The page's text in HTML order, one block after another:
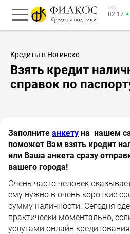
USD
82.17 ▲
Кредиты в Ногинске
Взять кредит
справок по
Заполните анкету на нашем
поможет Вам взять кредит
или Ваша анкета сразу
вашего города!
Очень часто человек
ему нужно в очень короткие
сумму наличности. Сегодня
практически моментально,
услугами онлайн